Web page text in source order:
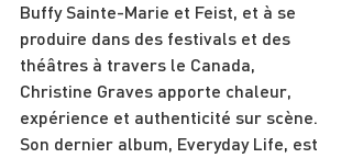
Buffy Sainte-Marie et Feist, et à se
produire dans des festivals et des
théâtres à travers le Canada,
Christine Graves apporte chaleur,
expérience et authenticité sur scène.
Son dernier album, Everyday Life, est